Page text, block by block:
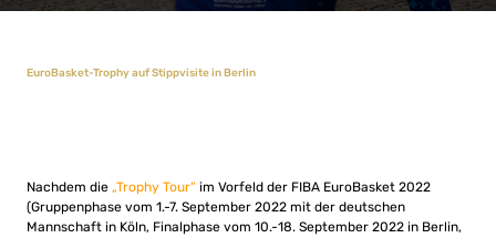
EuroBasket-Trophy auf Stippvisite in Berlin
Nachdem die „Trophy Tour“ im Vorfeld der FIBA EuroBasket 2022
(Gruppenphase vom 1.-7. September 2022 mit der deutschen
Mannschaft in Köln, Finalphase vom 10.-18. September 2022 in Berlin,